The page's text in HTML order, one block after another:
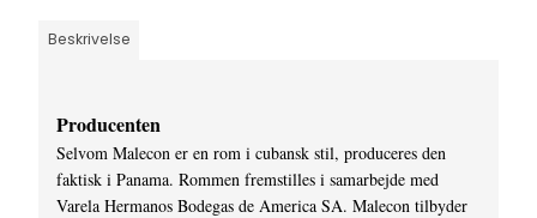
Beskrivelse
Producenten
Selvom Malecon er en rom i cubansk stil, produceres den
faktisk i Panama. Rommen fremstilles i samarbejde med
Varela Hermanos Bodegas de America SA. Malecon tilbyder